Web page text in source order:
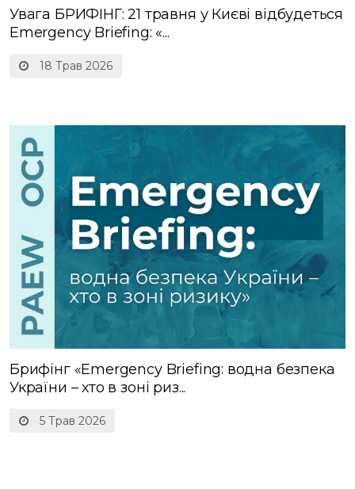
18 Трав 2026
Увага БРИФІНГ: 21 травня у Києві відбудеться
Emergency Briefing: «...
5 Трав 2026
Брифінг «Emergency Briefing: водна безпека
України – хто в зоні риз...